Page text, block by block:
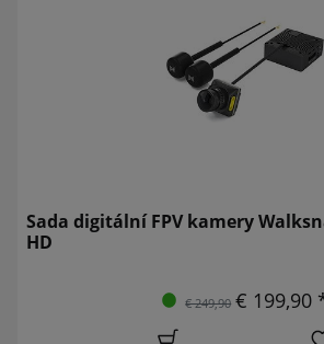
Sada digitální FPV kamery
HD
€ 249,90 € 199,90